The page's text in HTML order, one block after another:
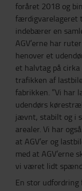
foråret 2018 og
færdigvarelageret
indebærer en
AGV’erne har
henover et
et halvtag på cirka
trafikken af
fabrikken. ”Vi har
udendørs
jævnt, stabilt og i
arealer. Vi har
at AGV’er og
med at AGV’erne
vi været lidt
En stor udfordring